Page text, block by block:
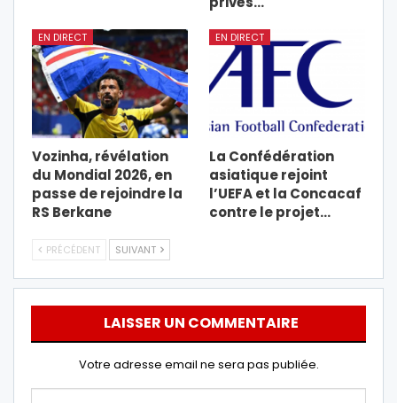
EN DIRECT
Vozinha, révélation
du Mondial 2026, en
passe de rejoindre la
RS Berkane
EN DIRECT
La Confédération
asiatique rejoint
l’UEFA et la Concacaf
contre le projet…
PRÉCÉDENT SUIVANT
LAISSER UN COMMENTAIRE
Votre adresse email ne sera pas publiée.